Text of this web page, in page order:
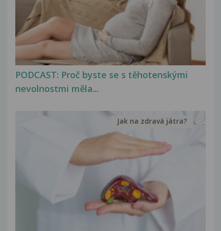
PODCAST: Proč byste se s těhotenskými
nevolnostmi měla...
Jak na zdravá játra?